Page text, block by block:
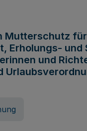
Mutterschutz
Erholungs- und
und